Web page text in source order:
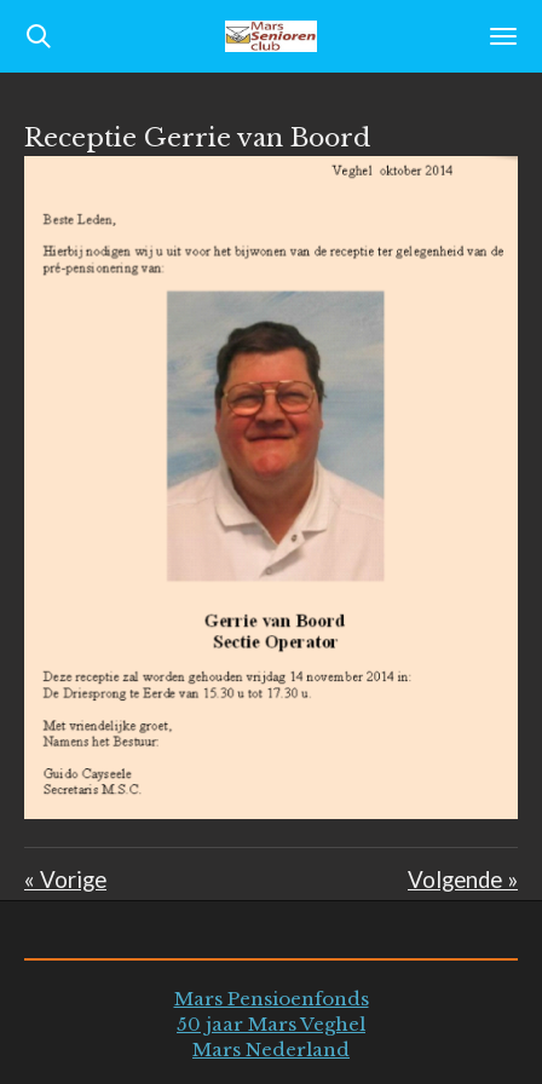
Ga
direct
de
Receptie Gerrie van Boord
« Vorige Volgende »
Mars Pensioenfonds
50 jaar Mars Veghel
Mars Nederland